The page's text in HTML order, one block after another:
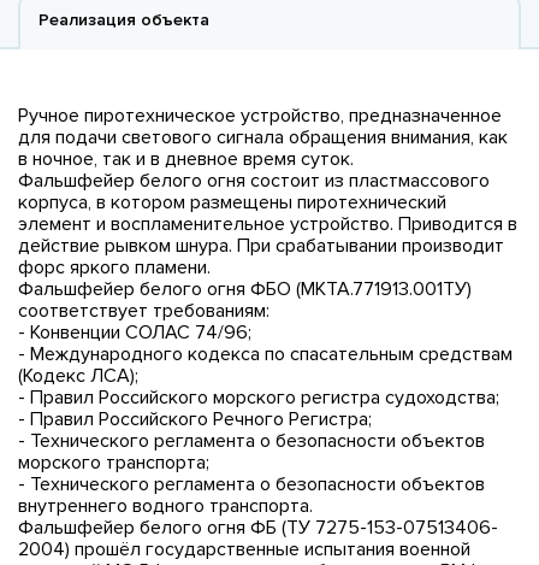
Реализация объекта
Ручное пиротехническое устройство, предназначенное
для подачи светового сигнала обращения внимания, как
в ночное, так и в дневное время суток.
Фальшфейер белого огня состоит из пластмассового
корпуса, в котором размещены пиротехнический
элемент и воспламенительное устройство. Приводится в
действие рывком шнура. При срабатывании производит
форс яркого пламени.
Фальшфейер белого огня ФБО (МКТА.771913.001ТУ)
соответствует требованиям:
- Конвенции СОЛАС 74/96;
- Международного кодекса по спасательным средствам
(Кодекс ЛСА);
- Правил Российского морского регистра судоходства;
- Правил Российского Речного Регистра;
- Технического регламента о безопасности объектов
морского транспорта;
- Технического регламента о безопасности объектов
внутреннего водного транспорта.
Фальшфейер белого огня ФБ (ТУ 7275-153-07513406-
2004) прошёл государственные испытания военной